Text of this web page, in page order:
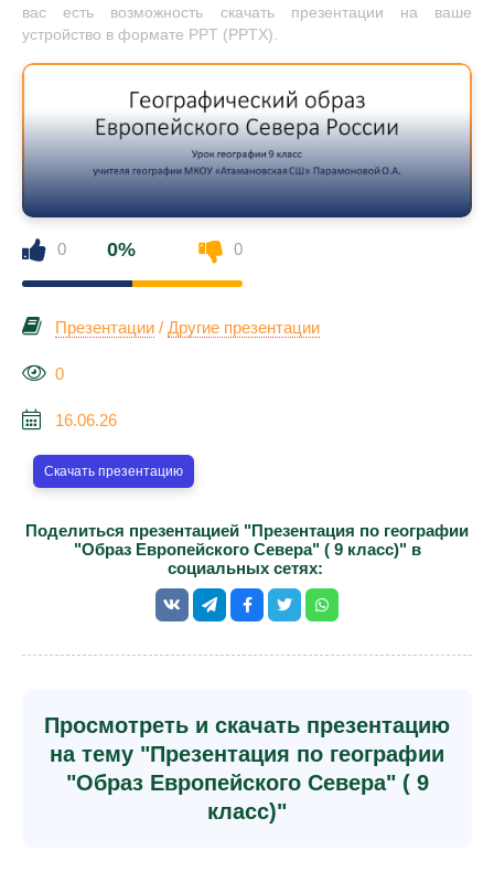
вас есть возможность скачать презентации на ваше
устройство в формате PPT (PPTX).
0 0% 0
Презентации / Другие презентации
0
16.06.26
Скачать презентацию
Поделиться презентацией "Презентация по географии
"Образ Европейского Севера" ( 9 класс)" в
социальных сетях:
Просмотреть и скачать презентацию
на тему "Презентация по географии
"Образ Европейского Севера" ( 9
класс)"